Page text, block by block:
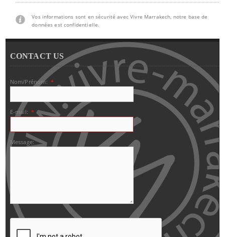
Vos informations sont en sécurité avec Vivre Marrakech, notre base de
données est confidentielle.
CONTACT US
Nom/Prénom: *
E-mail: *
Message: